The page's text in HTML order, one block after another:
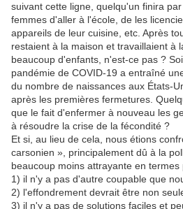
suivant cette ligne, quelqu'un finira
femmes d'aller à l'école, de les
appareils de leur cuisine, etc. Après
restaient à la maison et travaillaient à
beaucoup d'enfants, n'est-ce pas ?
pandémie de COVID-19 a entraîné
du nombre de naissances aux États-
après les premières fermetures.
que le fait d'enfermer à nouveau les
à résoudre la crise de la fécondité ?
Et si, au lieu de cela, nous étions
carsonien », principalement dû à la
beaucoup moins attrayante en
1) il n'y a pas d'autre coupable que
2) l'effondrement devrait être non
3) il n'y a pas de solutions faciles et